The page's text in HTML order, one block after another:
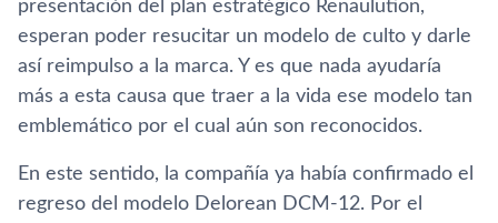
presentación del plan estratégico Renaulution,
esperan poder resucitar un modelo de culto y darle
así reimpulso a la marca. Y es que nada ayudaría
más a esta causa que traer a la vida ese modelo tan
emblemático por el cual aún son reconocidos.
En este sentido, la compañía ya había confirmado el
regreso del modelo Delorean DCM-12. Por el